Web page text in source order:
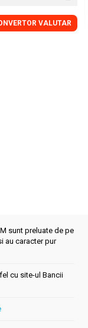
VALUTAR
sunt preluate de pe
au caracter pur
cu site-ul Bancii